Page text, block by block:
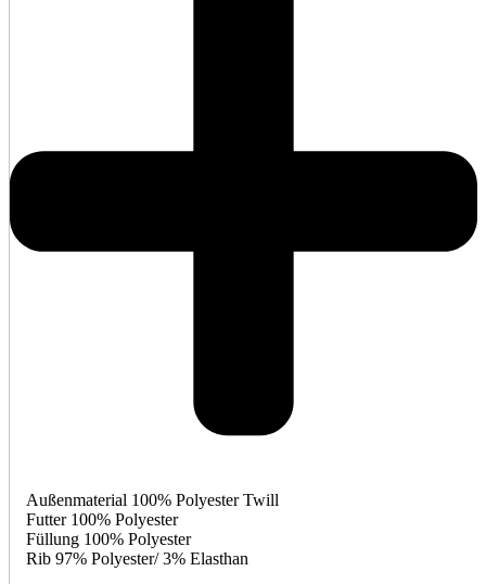
Außenmaterial 100% Polyester Twill
Futter 100% Polyester
Füllung 100% Polyester
Rib 97% Polyester/ 3% Elasthan